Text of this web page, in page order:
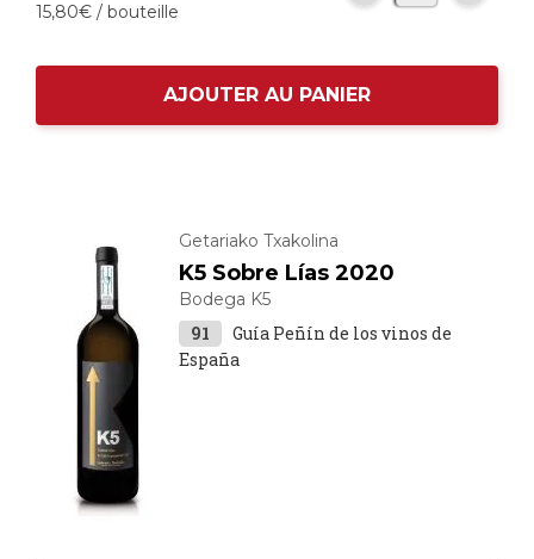
15,80€ / bouteille
AJOUTER AU PANIER
Getariako Txakolina
K5 Sobre Lías 2020
Bodega K5
91
Guía Peñín de los vinos de
España